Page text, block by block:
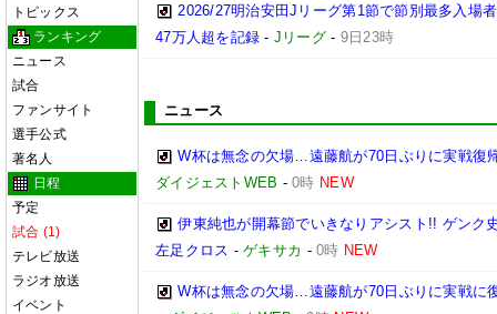
トピックス
ランキング
ニュース
試合
ファンサイト
選手公式
著名人
日程
予定
試合 (1)
テレビ放送
ラジオ放送
イベント
2026/27明治安田Jリーグ第1節で節別最多入場
47万人超を記録 - Jリーグ - 9日23時
ニュース
W杯は無念の欠場…遠藤航が70日ぶりに実戦復
ダイジェストWEB -0時 NEW
伊東純也が開幕節でいきなりアシスト!! ゲンク
左足クロス -ゲキサカ -0時 NEW
W杯は無念の欠場…遠藤航が70日ぶりに実戦に